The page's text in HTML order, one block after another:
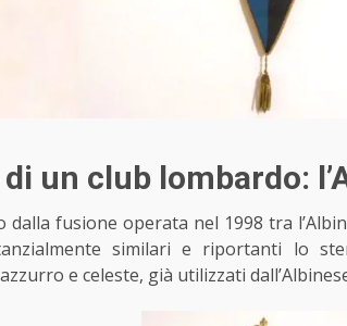
un club lombardo:
dalla fusione operata nel 1998 tra
similari e riportanti lo
e celeste, già utilizzati